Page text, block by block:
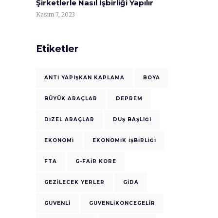
Şirketlerle Nasıl İşbirliği Yapılır
Kasım 7, 2023
Etiketler
ANTI YAPIŞKAN KAPLAMA BOYA
BÜYÜK ARAÇLAR DEPREM
DIZEL ARAÇLAR DUŞ BAŞLIĞI
EKONOMI EKONOMIK IŞBIRLIĞI
FTA G-FAIR KORE
GEZILECEK YERLER GIDA
GUVENLI GUVENLIKONCEGELIR